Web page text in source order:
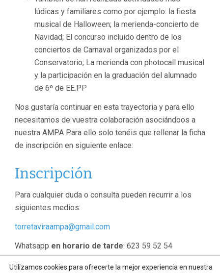
lúdicas y familiares como por ejemplo: la fiesta
musical de Halloween; la merienda-concierto de
Navidad; El concurso incluido dentro de los
conciertos de Carnaval organizados por el
Conservatorio; La merienda con photocall musical
y la participación en la graduación del alumnado
de 6º de EE.PP
Nos gustaría continuar en esta trayectoria y para ello
necesitamos de vuestra colaboración asociándoos a
nuestra AMPA Para ello solo tenéis que rellenar la ficha
de inscripción en siguiente enlace:
Inscripción
Para cualquier duda o consulta pueden recurrir a los
siguientes medios:
torretaviraampa@gmail.com
Whatsapp en horario de tarde: 623 59 52 54
Consulta nuestro perfil deFacebook para ver las
Utilizamos cookies para ofrecerte la mejor experiencia en nuestra